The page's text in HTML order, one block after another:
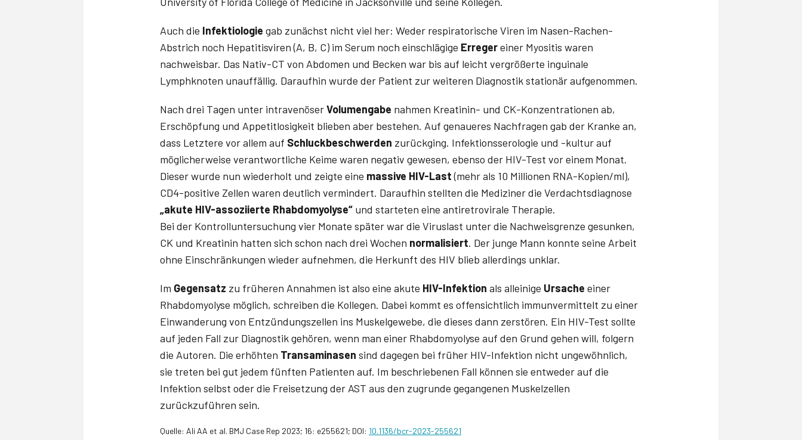
Auch die Infektiologie gab zunächst nicht viel her: Weder respiratorische Viren im Nasen-Rachen-
Abstrich noch Hepatitisviren (A, B, C) im Serum noch einschlägige Erregereiner Myositis waren
nachweisbar. Das Nativ-CT von Abdomen und Becken war bis auf leicht vergrößerte inguinale
Lymphknoten unauffällig. Daraufhin wurde der Patient zur weiteren Diagnostik stationär aufgenommen.
Nach drei Tagen unter intravenöserVolumengabe nahmen Kreatinin- und CK-Konzentrationen ab,
Erschöpfung und Appetitlosigkeit blieben aber bestehen. Auf genaueres Nachfragen gab der Kranke an,
dass Letztere vor allem auf Schluckbeschwerden zurückging. Infektionsserologie und -kultur auf
möglicherweise verantwortliche Keime waren negativ gewesen, ebenso der HIV-Test vor einem Monat.
Dieser wurde nun wiederholt und zeigte eine massive HIV-Last(mehr als 10 Millionen RNA-Kopien/ml),
CD4-positive Zellen waren deutlich vermindert. Daraufhin stellten die Mediziner die Verdachtsdiagnose
„akute HIV-assoziierte Rhabdomyolyse“ und starteten eine antiretrovirale Therapie.
Bei der Kontrolluntersuchung vier Monate später war die Viruslast unter die Nachweisgrenze gesunken,
CK und Kreatinin hatten sich schon nach drei Wochen normalisiert. Der junge Mann konnte seine Arbeit
ohne Einschränkungen wieder aufnehmen, die Herkunft des HIV blieb allerdings unklar.
Im Gegensatz zu früheren Annahmen ist also eine akute HIV-Infektion als alleinige Ursache einer
Rhabdomyolyse möglich, schreiben die Kollegen. Dabei kommt es offensichtlich immunvermittelt zu einer
Einwanderung von Entzündungszellen ins Muskelgewebe, die dieses dann zerstören. Ein HIV-Test sollte
auf jeden Fall zur Diagnostik gehören, wenn man einer Rhabdomyolyse auf den Grund gehen will, folgern
die Autoren. Die erhöhten Transaminasen sind dagegen bei früher HIV-Infektion nicht ungewöhnlich,
sie treten bei gut jedem fünften Patienten auf. Im beschriebenen Fall können sie entweder auf die
Infektion selbst oder die Freisetzung der AST aus den zugrunde gegangenen Muskelzellen
zurückzuführen sein.
Quelle: Ali AA et al. BMJ Case Rep 2023; 16: e255621; DOI: 10.1136/bcr-2023-255621